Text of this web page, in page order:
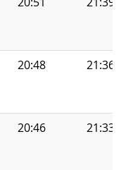
20:48 21:36
20:46 21:33